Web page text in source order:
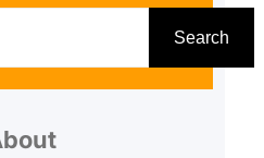
Search